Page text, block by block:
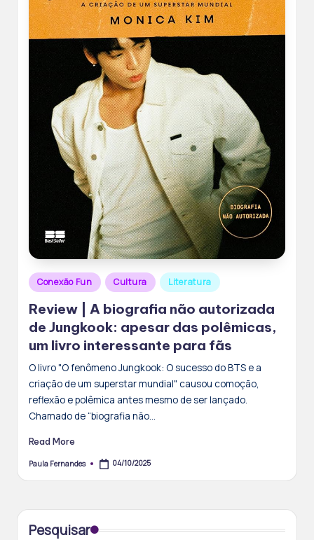
Posted
in
Conexão Fun Cultura Literatura
Review | A biografia não autorizada
de Jungkook: apesar das polêmicas,
um livro interessante para fãs
O livro "O fenômeno Jungkook: O sucesso do BTS e a
criação de um superstar mundial" causou comoção,
reflexão e polêmica antes mesmo de ser lançado.
Chamado de “biografia não…
Read More
Posted
Paula Fernandes 04/10/2025
Pesquisar